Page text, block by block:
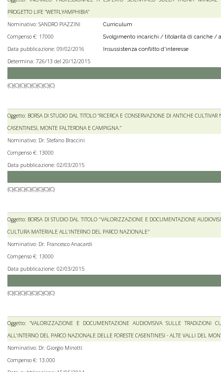
PROGETTO LIFE “WETFLYAMPHIBIA”
Nominativo: SANDRO PIAZZINI
Curriculum
Compenso €: 17000 Svolgimento incarichi / titolarità di cariche /
Data pubblicazione: 09/02/2016 Insussistenza conflitto d'interesse
Determina: 726/13 del 20/12/2015
{C}{C}{C}{C}{C}{C}{C}{C}
Oggetto: BORSA DI STUDIO DAL TITOLO “RICERCA E CONSERVAZIONE DI ANTICHE
CASENTINESI, MONTE FALTERONA E CAMPIGNA.”
Nominativo: Dr. Stefano Braccini
Compenso €: 13000
Data pubblicazione: 02/03/2015
{C}{C}{C}{C}{C}{C}{C}{C}
Oggetto: BORSA DI STUDIO DAL TITOLO "VALORIZZAZIONE E DOCUMENTAZIONE
CULTURA MATERIALE ALL’INTERNO DEL PARCO NAZIONALE"
Nominativo: Dr. Francesco Anacardi
Compenso €: 13000
Data pubblicazione: 02/03/2015
{C}{C}{C}{C}{C}{C}{C}{C}
Oggetto: “VALORIZZAZIONE E DOCUMENTAZIONE AUDIOVISIVA SULLE TRADIZIONI
ALL’INTERNO DEL PARCO NAZIONALE DELLE FORESTE CASENTINESI - ALTE VALLI DEL
Nominativo: Dr. Giorgio Minotti
Compenso €: 13.000